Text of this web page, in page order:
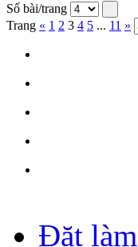
Số bài/trang
Trang « 1 2 3 4 5 ... 11 »
Đặt